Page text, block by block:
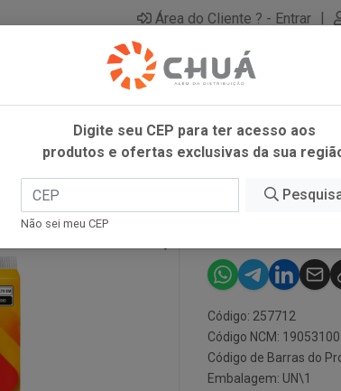
Área do Cliente ? - Entrar |
PIT
Código: 257712
Código NCM: 19053100
Código de Barras do
Embalagem: UN\1
Digite seu CEP para ter acesso aos
produtos e ofertas exclusivas da sua
Não sei meu CEP